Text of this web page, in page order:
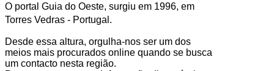
O portal Guia do Oeste, surgiu em 1996, em
Torres Vedras - Portugal.
Desde essa altura, orgulha-nos ser um dos
meios mais procurados online quando se busca
um contacto nesta região.